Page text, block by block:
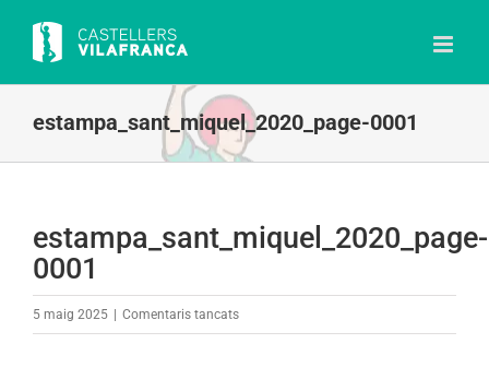
content
estampa_sant_miquel_2020_page-0001
estampa_sant_miquel_2020_page-
0001
5 maig 2025 Comentaris tancatsa